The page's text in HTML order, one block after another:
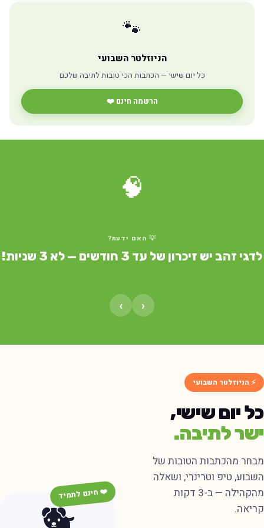
🐾
הניוזלטר השבועי
כל יום שישי — הכתבות הכי טובות לתיבה שלכם
הרשמה חינם ❤️
🧠
💡 האם ידעת?
זהב יש זיכרון של עד 3 חודשים — לא 3 שניות!
⚡ הניוזלטר השבועי
יום שישי,
לתיבה.
מהכתבות הטובות של
טיפ וטרינרי, ושאלה
מהקהילה — ב-3 דקות
❤️ חינם לתמיד